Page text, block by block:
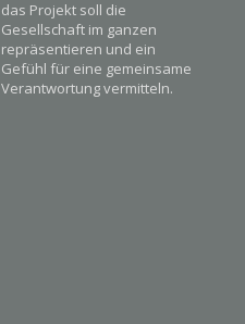
das Projekt soll die
Gesellschaft im ganzen
repräsentieren und ein
Gefühl für eine gemeinsame
Verantwortung vermitteln.